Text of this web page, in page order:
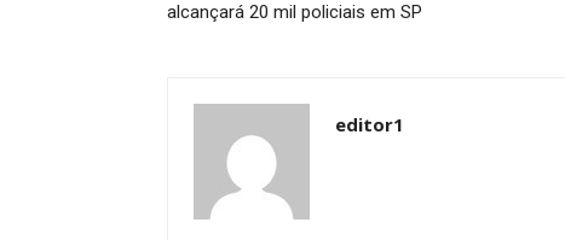
alcançará 20 mil policiais em SP
editor1